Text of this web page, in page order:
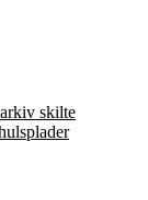
skilte